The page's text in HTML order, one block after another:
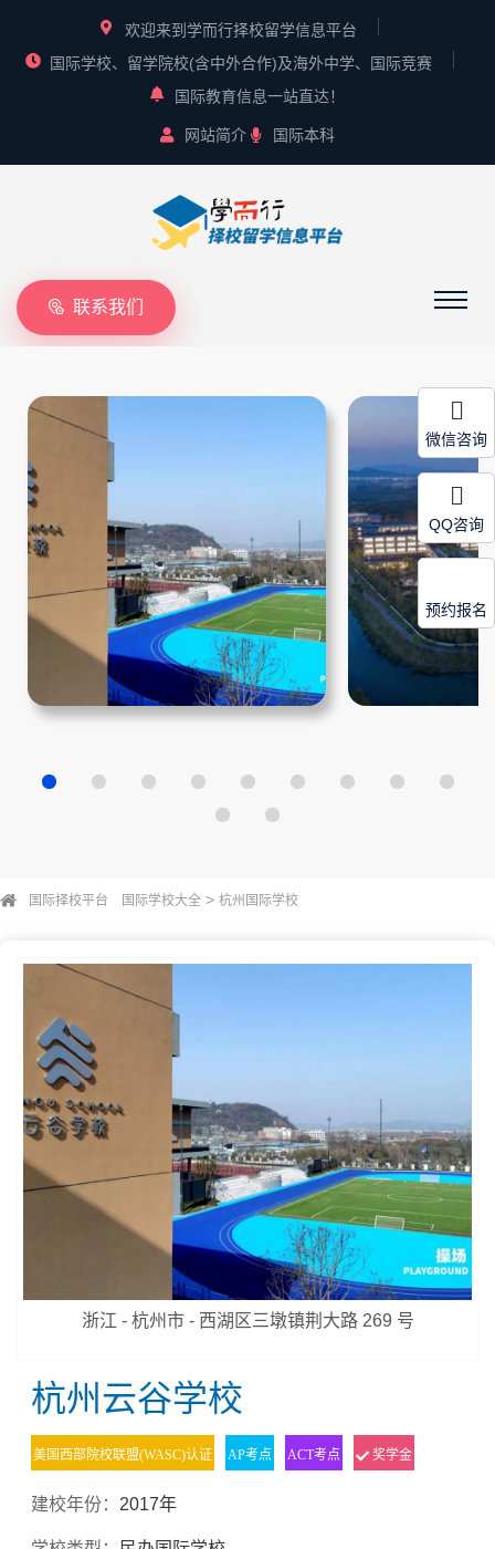
欢迎来到学而行择校留学信息平台
国际学校、留学院校(含中外合作)及海外中学、国际竞赛
国际教育信息一站直达！
网站简介 国际本科
联系我们
国际择校平台 国际学校大全 > 杭州国际学校
浙江 - 杭州市 - 西湖区三墩镇荆大路 269 号
杭州云谷学校
美国西部院校联盟(WASC)认证 AP考点 ACT考点 奖学金
建校年份： 2017年
微信咨询
QQ咨询
预约报名